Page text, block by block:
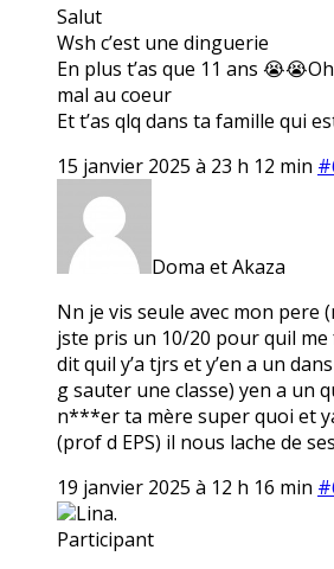
Salut
Wsh c’est une dinguerie
En plus t’as que 11 ans
mal au coeur
Et t’as qlq dans ta famille qui
15 janvier 2025 à 23 h 12 min
Doma et Akaza
Nn je vis seule avec mon pere
jste pris un 10/20 pour quil me
dit quil y’a tjrs et y’en a un
g sauter une classe) yen a un
n***er ta mère super quoi et
(prof d EPS) il nous lache de
19 janvier 2025 à 12 h 16 min
Lina.
Participant